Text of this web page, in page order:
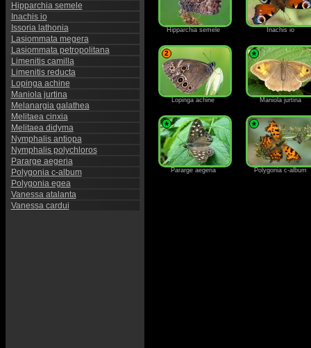
Hipparchia semele
Inachis io
Issoria lathonia
Lasiommata megera
Lasiommata petropolitana
Limenitis camilla
Limenitis reducta
Lopinga achine
Maniola jurtina
Melanargia galathea
Melitaea cinxia
Melitaea didyma
Nymphalis antiopa
Nymphalis polychloros
Pararge aegeria
Polygonia c-album
Polygonia egea
Vanessa atalanta
Vanessa cardui
Hipparchia semele Inachis io
2
Lopinga achine
*
Maniola jurtina
*
Pararge aegeria
*
Polygonia c-album